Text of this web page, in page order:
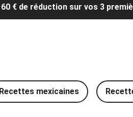
€ de réduction sur vos 3
Recettes mexicaines